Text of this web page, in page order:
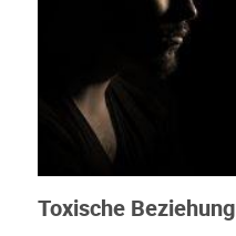
Toxische Beziehung